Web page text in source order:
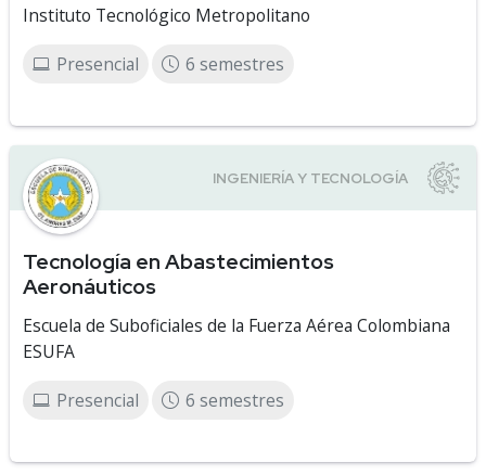
Instituto Tecnológico Metropolitano
Presencial 6 semestres
Tecnología en Abastecimientos
Aeronáuticos
Escuela de Suboficiales de la Fuerza Aérea Colombiana
ESUFA
Presencial 6 semestres